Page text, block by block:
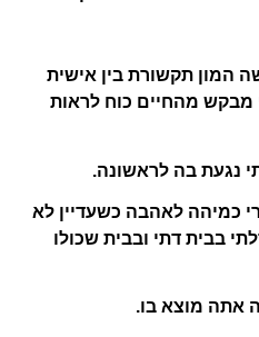
המון תקשורת בין אישית
מבקש מהחיים כוח לראות
שירי כמיהה לאהבה כשעדיין לא
בבית דתי ובבית שכולו